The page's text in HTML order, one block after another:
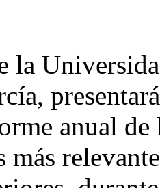
la
anual de
más